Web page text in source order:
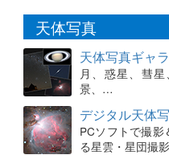
天体写真
天体写真ギャ
月、惑星、彗
景、…
デジタル天体
PCソフトで撮影
る星雲・星団撮